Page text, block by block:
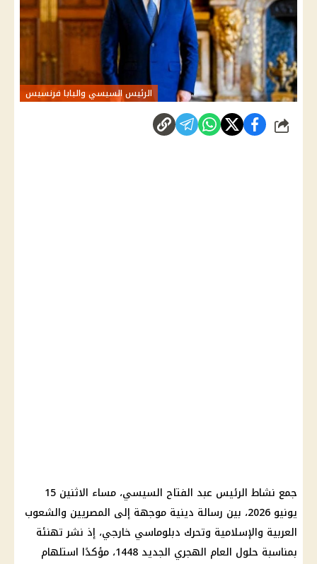
الرئيس السيسي والبابا فرنسيس
شارك
جمع نشاط الرئيس عبد الفتاح السيسي، مساء الاثنين 15
يونيو 2026، بين رسالة دينية موجهة إلى المصريين والشعوب
العربية والإسلامية وتحرك دبلوماسي خارجي، إذ نشر تهنئة
بمناسبة حلول العام الهجري الجديد 1448، مؤكدًا استلهام